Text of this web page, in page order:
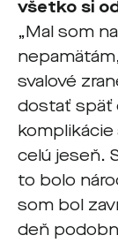
všetko si
„Mal som
svalové
dostať späť
celú jeseň.
to bolo
som bol
deň